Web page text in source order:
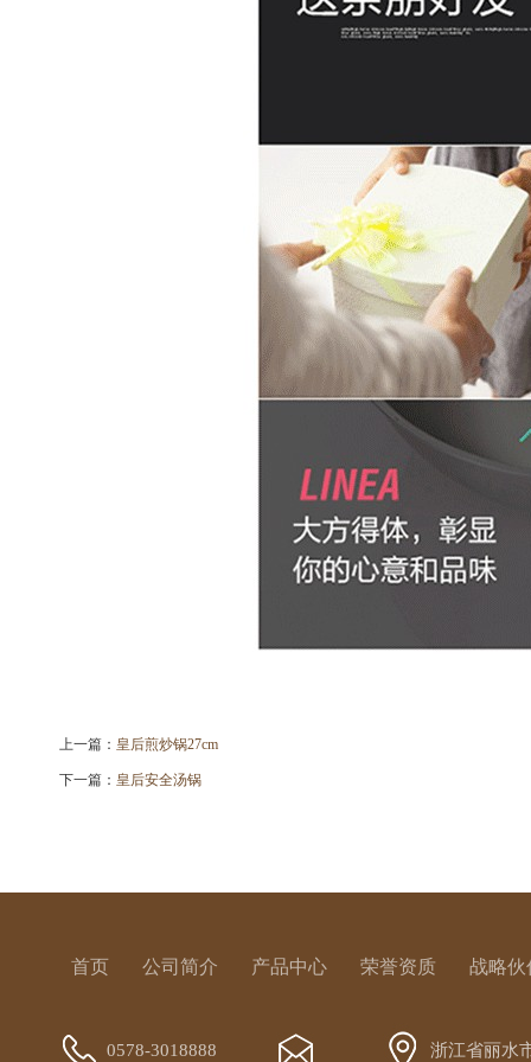
上一篇： 皇后煎炒锅27cm
下一篇： 皇后安全汤锅
首页 公司简介 产品中心 荣誉资质 战略伙
0578-3018888 浙江省丽水